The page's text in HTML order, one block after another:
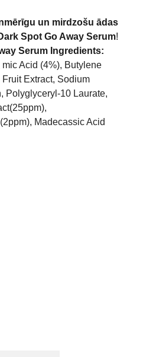
un mirdzošu ādas
Spot Go Away Serum!
Serum Ingredients:
Acid (4%), Butylene
Extract, Sodium
Polyglyceryl-10 Laurate,
Madecassic Acid